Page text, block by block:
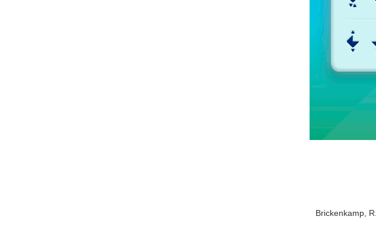
Brickenkamp,